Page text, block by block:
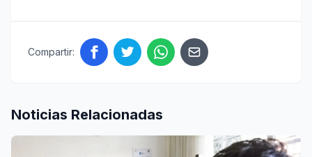
Compartir:
Noticias Relacionadas